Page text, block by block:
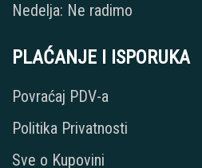
Nedelja: Ne radimo
PLAĆANJE I ISPORUKA
Povraćaj PDV-a
Politika Privatnosti
Sve o Kupovini